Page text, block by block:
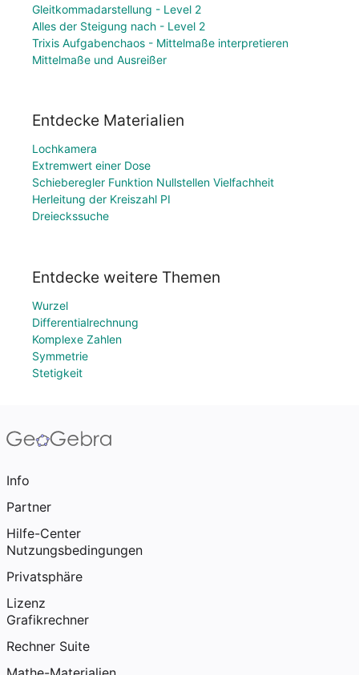
Gleitkommadarstellung - Level 2
Alles der Steigung nach - Level 2
Trixis Aufgabenchaos - Mittelmaße interpretieren
Mittelmaße und Ausreißer
Entdecke Materialien
Lochkamera
Extremwert einer Dose
Schieberegler Funktion Nullstellen Vielfachheit
Herleitung der Kreiszahl PI
Dreieckssuche
Entdecke weitere Themen
Wurzel
Differentialrechnung
Komplexe Zahlen
Symmetrie
Stetigkeit
Info
Partner
Hilfe-Center
Nutzungsbedingungen
Privatsphäre
Lizenz
Grafikrechner
Rechner Suite